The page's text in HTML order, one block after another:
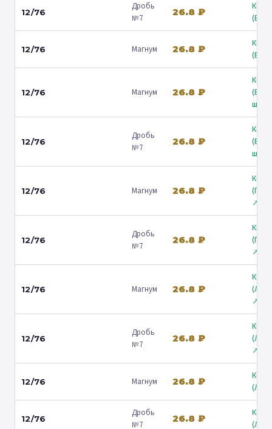
12/76
Дробь
№7
26.8 ₽
12/76 Магнум 26.8 ₽
12/76 Магнум 26.8 ₽
ш.) ↗
12/76
Дробь
№7
26.8 ₽
ш.) ↗
12/76 Магнум 26.8 ₽
↗
12/76
Дробь
№7
26.8 ₽
↗
12/76 Магнум 26.8 ₽
↗
12/76
Дробь
№7
26.8 ₽
↗
12/76 Магнум 26.8 ₽
12/76
Дробь
№7
26.8 ₽